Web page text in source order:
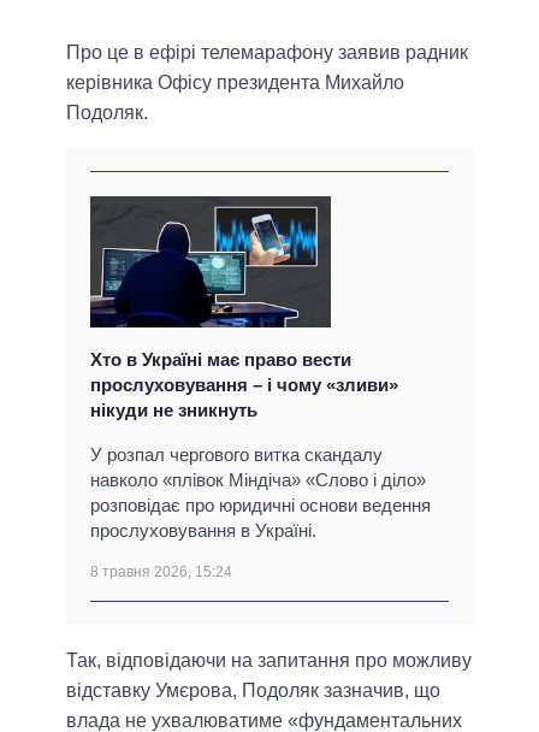
Про це в ефірі телемарафону заявив радник
керівника Офісу президента Михайло
Подоляк.
Хто в Україні має право вести
прослуховування – і чому «зливи»
нікуди не зникнуть
У розпал чергового витка скандалу
навколо «плівок Міндіча» «Слово і діло»
розповідає про юридичні основи ведення
прослуховування в Україні.
8 травня 2026, 15:24
Так, відповідаючи на запитання про можливу
відставку Умєрова, Подоляк зазначив, що
влада не ухвалюватиме «фундаментальних